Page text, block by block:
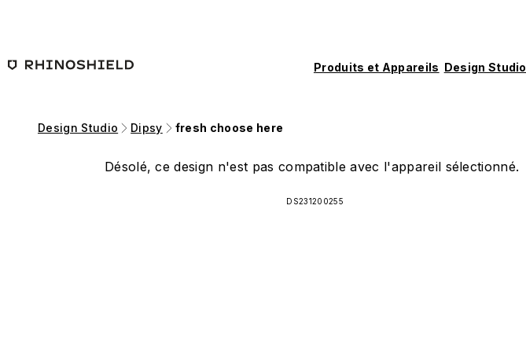
Produits et Appareils Design Studio
Design Studio Dipsy fresh choose here
Désolé, ce design n'est pas compatible avec l'appareil sélectionné.
DS231200255